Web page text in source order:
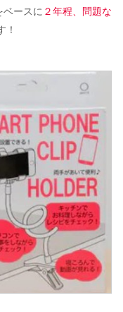
ースに ２年程、問題な
！